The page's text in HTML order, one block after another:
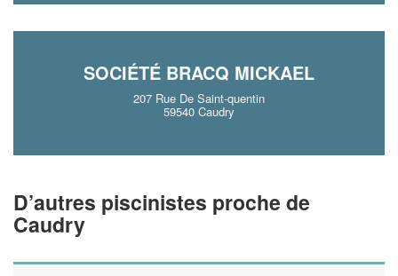
SOCIÉTÉ BRACQ MICKAEL
207 Rue De Saint-quentin
59540 Caudry
D’autres piscinistes proche de
Caudry